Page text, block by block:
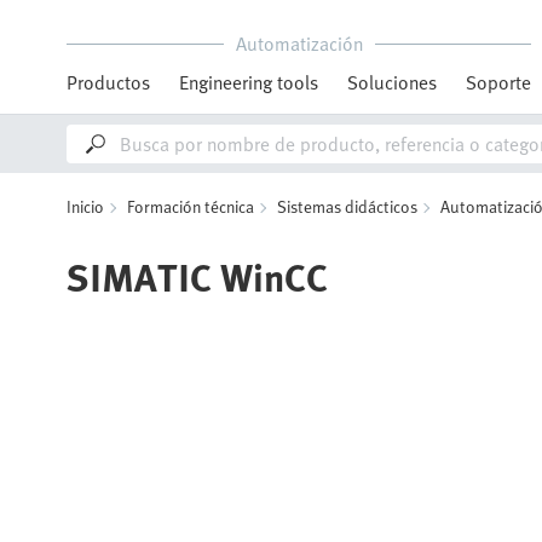
Automatización
Productos
Engineering tools Soluciones Soporte
Inicio Formación técnica Sistemas didácticos
SIMATIC WinCC